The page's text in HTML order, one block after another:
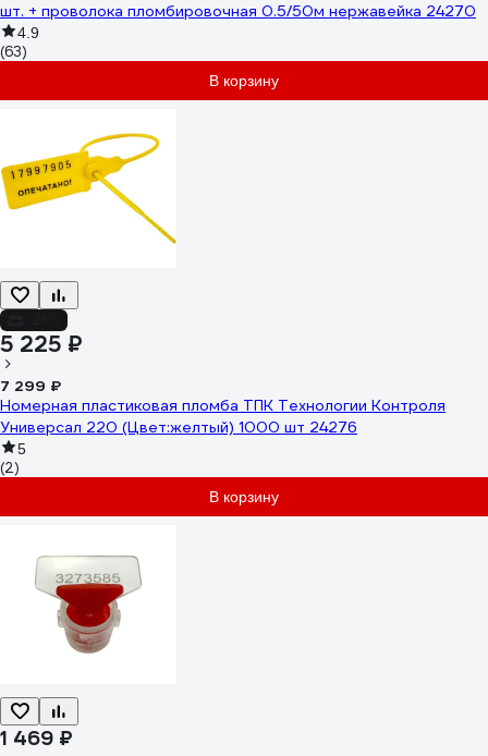
шт. + проволока пломбировочная 0.5/50м нержавейка 24270
4.9
(63)
В корзину
5 225 ₽
7 299 ₽
Номерная пластиковая пломба ТПК Технологии Контроля
Универсал 220 (Цвет:желтый) 1000 шт 24276
5
(2)
В корзину
1 469 ₽